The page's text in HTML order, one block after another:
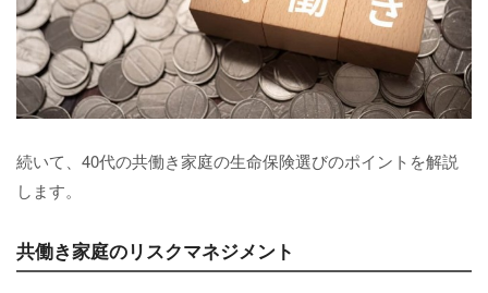
続いて、40代の共働き家庭の生命保険選びのポイントを解説
します。
共働き家庭のリスクマネジメント